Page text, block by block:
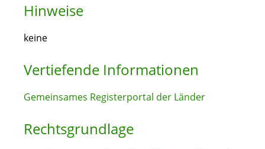
Hinweise
keine
Vertiefende Informationen
Gemeinsames Registerportal der Länder
Rechtsgrundlage